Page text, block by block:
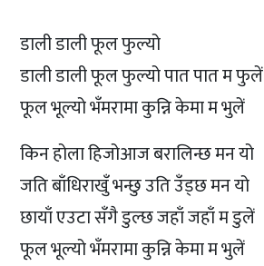
डाली डाली फूल फुल्यो
डाली डाली फूल फुल्यो पात पात म फुलें
फूल भूल्यो भँमरामा कुन्नि केमा म भुलें
किन होला हिजोआज बरालिन्छ मन यो
जति बाँधिराखुँ भन्छु उति उँड्छ मन यो
छायाँ एउटा सँगै डुल्छ जहाँ जहाँ म डुलें
फूल भूल्यो भँमरामा कुन्नि केमा म भुलें